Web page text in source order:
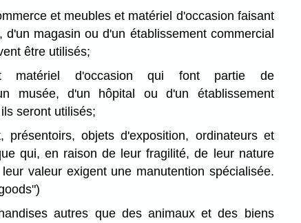
et meubles et matériel d'occasion faisant
d'un magasin ou d'un établissement commercial
être utilisés;
matériel d'occasion qui font partie de
musée, d'un hôpital ou d'un établissement
seront utilisés;
présentoirs, objets d'exposition, ordinateurs et
qui, en raison de leur fragilité, de leur nature
valeur exigent une manutention spécialisée.
autres que des animaux et des biens